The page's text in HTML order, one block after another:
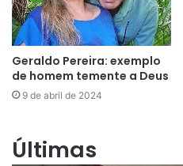
Geraldo Pereira: exemplo
de homem temente a Deus
9 de abril de 2024
Últimas